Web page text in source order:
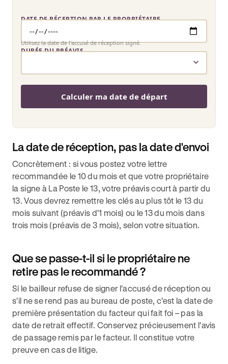
DATE DE RÉCEPTION PAR LE PROPRIÉTAIRE
Utilisez la date de l'accusé de réception signé.
DURÉE DU PRÉAVIS
Calculer ma date de départ
La date de réception, pas la date d'envoi
Concrètement : si vous postez votre lettre
recommandée le 10 du mois et que votre propriétaire
la signe à La Poste le 13, votre préavis court à partir du
13. Vous devrez remettre les clés au plus tôt le 13 du
mois suivant (préavis d'1 mois) ou le 13 du mois dans
trois mois (préavis de 3 mois), selon votre situation.
Que se passe-t-il si le propriétaire ne
retire pas le recommandé ?
Si le bailleur refuse de signer l'accusé de réception ou
s'il ne se rend pas au bureau de poste, c'est la date de
première présentation du facteur qui fait foi – pas la
date de retrait effectif. Conservez précieusement l'avis
de passage remis par le facteur. Il constitue votre
preuve en cas de litige.